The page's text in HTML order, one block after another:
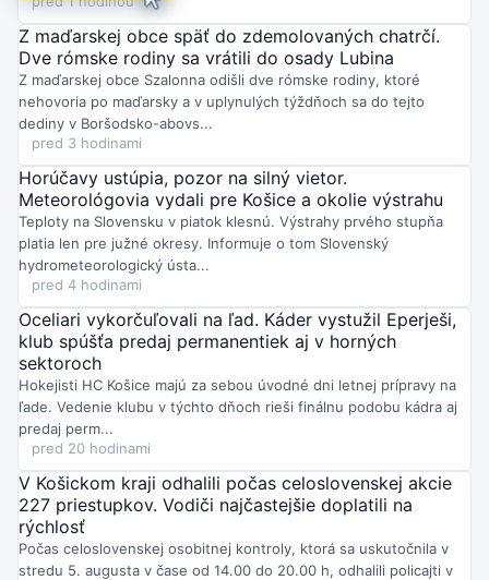
KSK začne v septembri rekonštrukciu nadjazdu v Trebišove za
7,8 mil. eur(aj z eurofondov). Most je v havarijnom stave, čaká
ho 10 mesiacov prác a úplná uzávera s obchádzkami po
miestnych cestách.
Streda o 14:58
Košice-Juh mení volebné miestnosti: pred najbližšími voľbami
si overte, kde budete hlasovať.
skontrolovať nové umiestnenie a podrobnosti na svojom
oficiálnom webe.
Streda o 14:52
Košická Furča žila podujatím „Hudba, ktorá spája generácie“,
kde sa predstavilo desať folklórnych súborov aj speváčka
Veronika Rabada a DJ Milan Lieskovský. Na pódiu sa stretli
účinkujúci od 6 do 93 rokov, čo dalo večeru výnimočný
generačný rozmer.
Streda o 14:28
V piatok 7. augusta ožije multifunkčné ihrisko Playko v
Mestskom parku Košice podujatím Športový piatok.Čakajú vás
ukážky gymnastiky, športov pre hendikepovaných, taekwonda aj
silového trojboja a možnosť vyskúšať si viacero disciplín.
Streda o 14:22
Na Sídlisku Ťahanovce v Košiciach prebehol prvý kontrolný deň
výstavby novej cestičky pre chodcov a cyklistov.
mesta, mestskej časti, zhotoviteľa, stavebného dozoru aj
projektanta riešili možné komplikácie a postupy, ako ich zvládnuť.
Streda o 13:01
HC Košice na oficiálnom Facebooku ohlásil štart novej
hokejovej sezóny. Klub avizuje prípravy na nové výzvy a teší sa
na podporu fanúšikov v Steel aréne aj mimo nej.
Z maďarskej obce späť do zdemolovaných chatrčí.
Dve rómske rodiny sa vrátili do osady Lubina
Z maďarskej obce Szalonna odišli dve rómske rodiny, ktoré
nehovoria po maďarsky a v uplynulých týždňoch sa do tejto
dediny v Boršodsko-abovs...
pred 3 hodinami
Horúčavy ustúpia, pozor na silný vietor.
Meteorológovia vydali pre Košice a okolie výstrahu
Teploty na Slovensku v piatok klesnú. Výstrahy prvého stupňa
platia len pre južné okresy. Informuje o tom Slovenský
hydrometeorologický ústa...
pred 4 hodinami
Oceliari vykorčuľovali na ľad. Káder vystužil Eperješi,
klub spúšťa predaj permanentiek aj v horných
sektoroch
Hokejisti HC Košice majú za sebou úvodné dni letnej prípravy na
ľade. Vedenie klubu v týchto dňoch rieši finálnu podobu kádra aj
predaj perm...
pred 20 hodinami
V Košickom kraji odhalili počas celoslovenskej akcie
227 priestupkov. Vodiči najčastejšie doplatili na
rýchlosť
Počas celoslovenskej osobitnej kontroly, ktorá sa uskutočnila v
stredu 5. augusta v čase od 14.00 do 20.00 h, odhalili policajti v